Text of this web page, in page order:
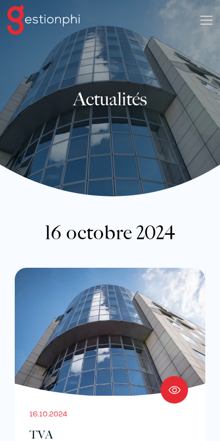
Actualités
16 octobre 2024
16.10.2024
TVA